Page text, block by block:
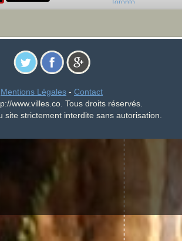
Mentions Légales - Contact
www.villes.co. Tous droits réservés.
site strictement interdite sans autorisation.